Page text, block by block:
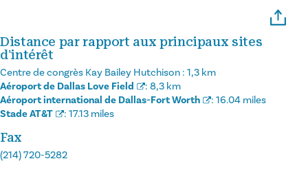
Distance par rapport aux principaux sites
d'intérêt
Centre de congrès Kay Bailey Hutchison : 1,3 km
Aéroport de Dallas Love Field
: 8,3 km
Aéroport international de Dallas-Fort Worth
: 16.04 miles
Stade AT&T
: 17.13 miles
Fax
(214) 720-5282